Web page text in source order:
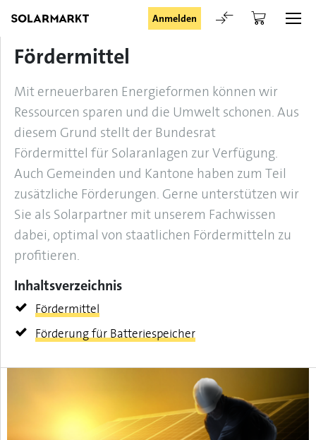
Anmelden
Login
Angemeldet bleiben
Anmelden
Registrieranfrage für Login
Fördermittel
Mit erneuerbaren Energieformen können wir
Ressourcen sparen und die Umwelt schonen. Aus
diesem Grund stellt der Bundesrat
Fördermittel für Solaranlagen zur Verfügung.
Auch Gemeinden und Kantone haben zum Teil
zusätzliche Förderungen. Gerne unterstützen wir
Sie als Solarpartner mit unserem Fachwissen
dabei, optimal von staatlichen Fördermitteln zu
profitieren.
Inhaltsverzeichnis
Fördermittel
Förderung für Batteriespeicher